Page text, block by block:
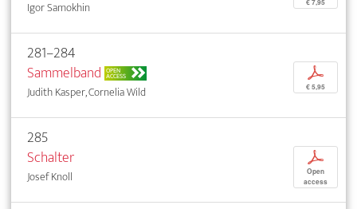
Igor Samokhin € 7,95
281–284
Sammelband OPEN
ACCESS
Judith Kasper, Cornelia Wild
p
€ 5,95
285
Schalter
Josef Knoll
p
Open
access